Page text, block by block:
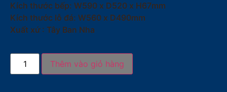
Kích thước bếp: W590 x D520 x H67mm
Kích thước lỗ đá: W560 x D490mm
Xuất xứ : Tây Ban Nha
Thêm vào giỏ hàng